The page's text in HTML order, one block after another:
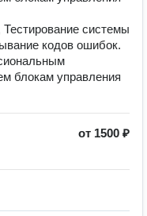
системы
кодов ошибок.
блокам управления
от 1500 ₽